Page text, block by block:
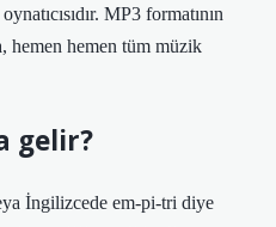
MP3 formatının
hemen hemen tüm müzik
gelir?
İngilizcede em-pi-tri diye